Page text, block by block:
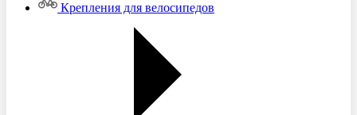
Крепления для велосипедов